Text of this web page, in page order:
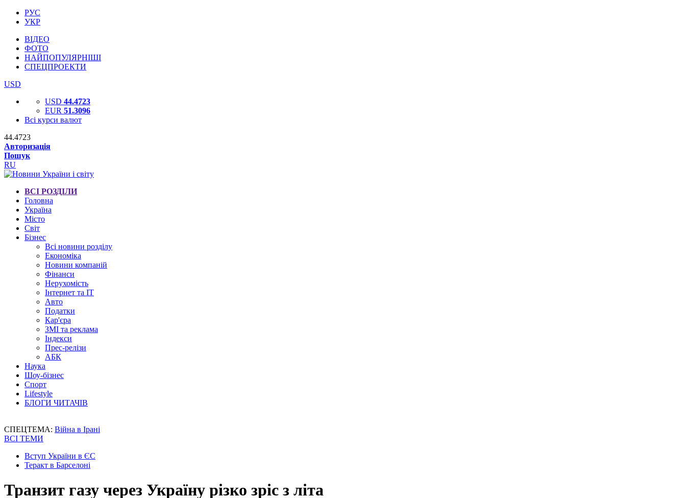
РУС
УКР
ВІДЕО
ФОТО
НАЙПОПУЛЯРНІШІ
СПЕЦПРОЕКТИ
USD
USD 44.4723
EUR 51.3096
Всі курси валют
44.4723
Авторизація
Пошук
RU
ВСІ РОЗДІЛИ
Головна
Україна
Місто
Світ
Бізнес
Всі новини розділу
Економіка
Новини компаній
Фінанси
Нерухомість
Інтернет та IT
Авто
Податки
Кар'єра
ЗМІ та реклама
Індекси
Прес-релізи
АБК
Наука
Шоу-бізнес
Спорт
Lifestyle
БЛОГИ ЧИТАЧІВ
СПЕЦТЕМА: Війна в Ірані
ВСІ ТЕМИ
Вступ України в ЄС
Теракт в Барселоні
Транзит газу через Україну різко зріс з літа